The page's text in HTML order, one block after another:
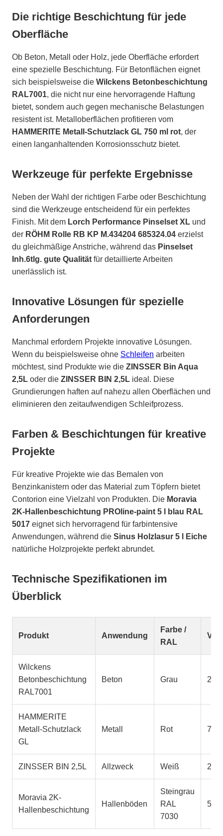
Die richtige Beschichtung für jede
Oberfläche
Ob Beton, Metall oder Holz, jede Oberfläche erfordert
eine spezielle Beschichtung. Für Betonflächen eignet
sich beispielsweise die Wilckens Betonbeschichtung
RAL7001, die nicht nur eine hervorragende Haftung
bietet, sondern auch gegen mechanische Belastungen
resistent ist. Metalloberflächen profitieren vom
HAMMERITE Metall-Schutzlack GL 750 ml rot, der
einen langanhaltenden Korrosionsschutz bietet.
Werkzeuge für perfekte Ergebnisse
Neben der Wahl der richtigen Farbe oder Beschichtung
sind die Werkzeuge entscheidend für ein perfektes
Finish. Mit dem Lorch Performance Pinselset XL und
der RÖHM Rolle RB KP M.434204 685324.04 erzielst
du gleichmäßige Anstriche, während das Pinselset
Inh.6tlg. gute Qualität für detaillierte Arbeiten
unerlässlich ist.
Innovative Lösungen für spezielle
Anforderungen
Manchmal erfordern Projekte innovative Lösungen.
Wenn du beispielsweise ohne Schleifen arbeiten
möchtest, sind Produkte wie die ZINSSER Bin Aqua
2,5L oder die ZINSSER BIN 2,5L ideal. Diese
Grundierungen haften auf nahezu allen Oberflächen und
eliminieren den zeitaufwendigen Schleifprozess.
Farben & Beschichtungen für kreative
Projekte
Für kreative Projekte wie das Bemalen von
Benzinkanistern oder das Material zum Töpfern bietet
Contorion eine Vielzahl von Produkten. Die Moravia
2K-Hallenbeschichtung PROline-paint 5 l blau RAL
5017 eignet sich hervorragend für farbintensive
Anwendungen, während die Sinus Holzlasur 5 l Eiche
natürliche Holzprojekte perfekt abrundet.
Technische Spezifikationen im
Überblick
Produkt Anwendung
Farbe /
RAL
Wilckens
Betonbeschichtung
RAL7001
Beton Grau 2,5 l
HAMMERITE
Metall-Schutzlack
GL
Metall Rot 750
ZINSSER BIN 2,5L Allzweck Weiß 2,5 l
Moravia 2K-
Hallenbeschichtung
Hallenböden
Steingrau
RAL
7030
5 l